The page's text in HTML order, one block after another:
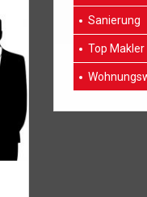
Sanierung
Top Makler